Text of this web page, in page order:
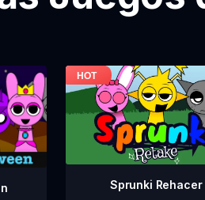
Sprunki Rehacer